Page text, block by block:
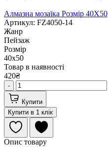
Алмазна мозаїка Розмір 40Х50
Артикул: FZ4050-14
Жанр
Пейзаж
Розмір
40х50
Товар в наявності
420₴
-
Купити
Купити в 1 клік
Опис товару